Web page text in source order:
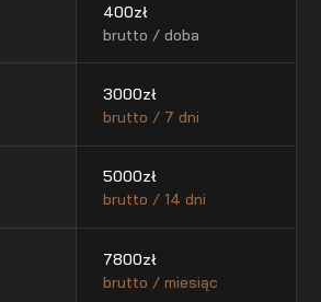
400zł
brutto / doba
3000zł
brutto / 7 dni
5000zł
brutto / 14 dni
7800zł
brutto / miesiąc